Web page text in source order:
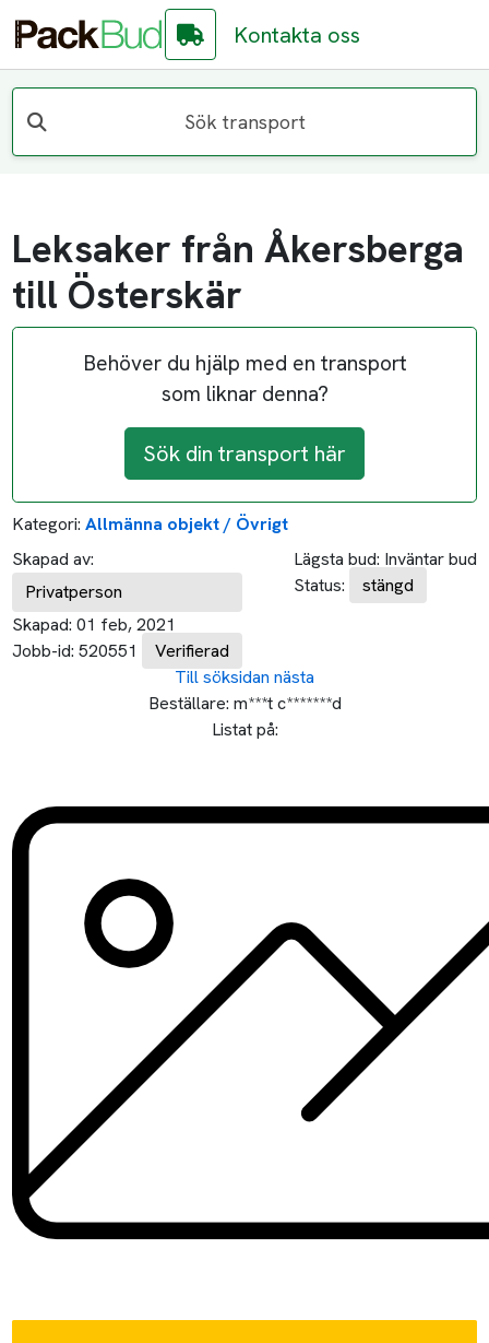
Kontakta oss
Sök transport
Leksaker från Åkersberga
till Österskär
Behöver du hjälp med en transport
som liknar denna?
Sök din transport här
Kategori: Allmänna objekt / Övrigt
Skapad av:
Privatperson
Skapad: 01 feb, 2021
Jobb-id: 520551 Verifierad
Lägsta bud: Inväntar bud
Status:
stängd
Till söksidan nästa
Beställare: m***t c*******d
Listat på: